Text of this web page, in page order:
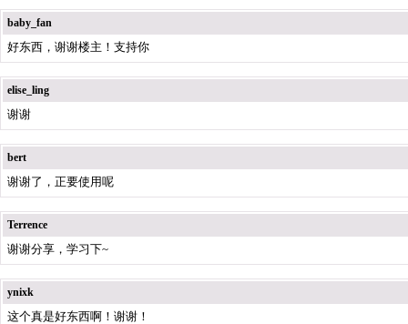
baby_fan
好东西，谢谢楼主！支持你
elise_ling
谢谢
bert
谢谢了，正要使用呢
Terrence
谢谢分享，学习下~
ynixk
这个真是好东西啊！谢谢！